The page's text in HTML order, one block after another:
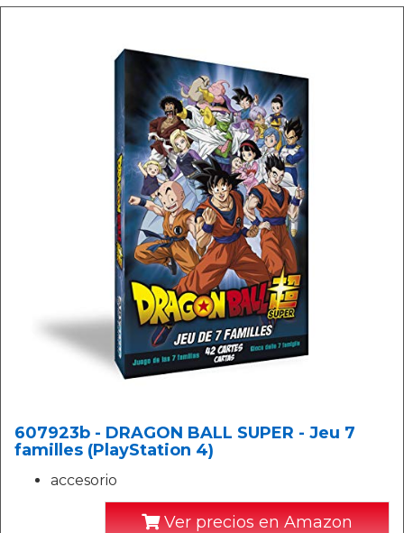
607923b - DRAGON BALL SUPER - Jeu 7
familles (PlayStation 4)
accesorio
Ver precios en Amazon